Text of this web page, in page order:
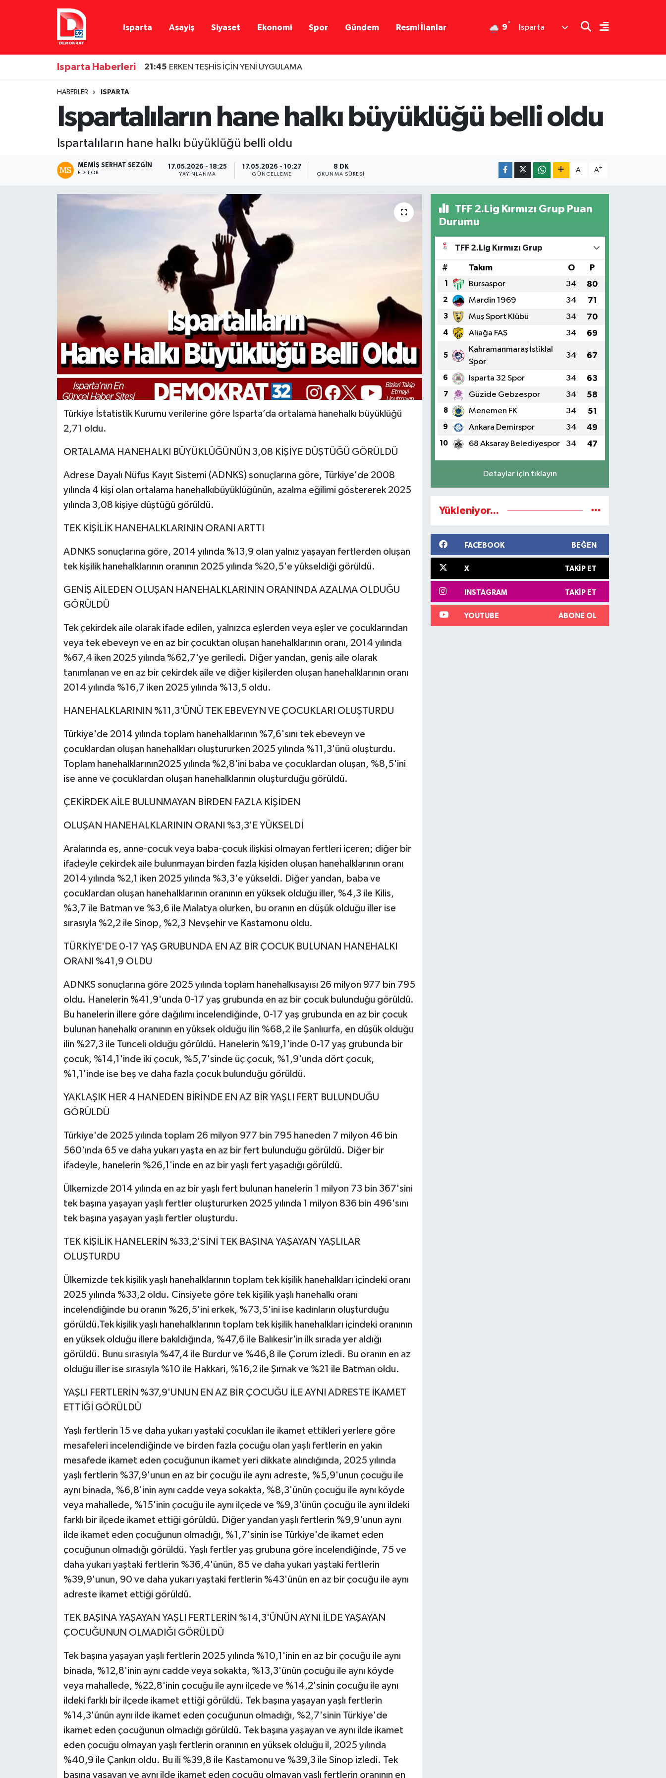
Isparta Asayiş Siyaset Ekonomi Spor Gündem Resmi İlanlar 9° Isparta
Isparta Haberleri 21:45 ERKEN TEŞHİS İÇİN YENİ UYGULAMA
HABERLER ISPARTA
Ispartalıların hane halkı büyüklüğü belli oldu
Ispartalıların hane halkı büyüklüğü belli oldu
MEMIŞ SERHAT SEZGIN
EDITÖR
17.05.2026 - 18:25
YAYINLANMA
17.05.2026 - 10:27
GÜNCELLEME
8 DK
OKUNMA SÜRESI
A- A+
Türkiye İstatistik Kurumu verilerine göre Isparta’da ortalama hanehalkı büyüklüğü
2,71 oldu.
ORTALAMA HANEHALKI BÜYÜKLÜĞÜNÜN 3,08 KİŞİYE DÜŞTÜĞÜ GÖRÜLDÜ
Adrese Dayalı Nüfus Kayıt Sistemi (ADNKS) sonuçlarına göre, Türkiye'de 2008
yılında 4 kişi olan ortalama hanehalkıbüyüklüğünün, azalma eğilimi göstererek 2025
yılında 3,08 kişiye düştüğü görüldü.
TEK KİŞİLİK HANEHALKLARININ ORANI ARTTI
ADNKS sonuçlarına göre, 2014 yılında %13,9 olan yalnız yaşayan fertlerden oluşan
tek kişilik hanehalklarının oranının 2025 yılında %20,5'e yükseldiği görüldü.
GENİŞ AİLEDEN OLUŞAN HANEHALKLARININ ORANINDA AZALMA OLDUĞU
GÖRÜLDÜ
Tek çekirdek aile olarak ifade edilen, yalnızca eşlerden veya eşler ve çocuklarından
veya tek ebeveyn ve en az bir çocuktan oluşan hanehalklarının oranı, 2014 yılında
%67,4 iken 2025 yılında %62,7'ye geriledi. Diğer yandan, geniş aile olarak
tanımlanan ve en az bir çekirdek aile ve diğer kişilerden oluşan hanehalklarının oranı
2014 yılında %16,7 iken 2025 yılında %13,5 oldu.
HANEHALKLARININ %11,3'ÜNÜ TEK EBEVEYN VE ÇOCUKLARI OLUŞTURDU
Türkiye'de 2014 yılında toplam hanehalklarının %7,6'sını tek ebeveyn ve
çocuklardan oluşan hanehalkları oluştururken 2025 yılında %11,3'ünü oluşturdu.
Toplam hanehalklarının2025 yılında %2,8'ini baba ve çocuklardan oluşan, %8,5'ini
ise anne ve çocuklardan oluşan hanehalklarının oluşturduğu görüldü.
ÇEKİRDEK AİLE BULUNMAYAN BİRDEN FAZLA KİŞİDEN
OLUŞAN HANEHALKLARININ ORANI %3,3'E YÜKSELDİ
Aralarında eş, anne-çocuk veya baba-çocuk ilişkisi olmayan fertleri içeren; diğer bir
ifadeyle çekirdek aile bulunmayan birden fazla kişiden oluşan hanehalklarının oranı
2014 yılında %2,1 iken 2025 yılında %3,3'e yükseldi. Diğer yandan, baba ve
çocuklardan oluşan hanehalklarının oranının en yüksek olduğu iller, %4,3 ile Kilis,
%3,7 ile Batman ve %3,6 ile Malatya olurken, bu oranın en düşük olduğu iller ise
sırasıyla %2,2 ile Sinop, %2,3 Nevşehir ve Kastamonu oldu.
TÜRKİYE'DE 0-17 YAŞ GRUBUNDA EN AZ BİR ÇOCUK BULUNAN HANEHALKI
ORANI %41,9 OLDU
ADNKS sonuçlarına göre 2025 yılında toplam hanehalkısayısı 26 milyon 977 bin 795
oldu. Hanelerin %41,9'unda 0-17 yaş grubunda en az bir çocuk bulunduğu görüldü.
Bu hanelerin illere göre dağılımı incelendiğinde, 0-17 yaş grubunda en az bir çocuk
bulunan hanehalkı oranının en yüksek olduğu ilin %68,2 ile Şanlıurfa, en düşük olduğu
ilin %27,3 ile Tunceli olduğu görüldü. Hanelerin %19,1'inde 0-17 yaş grubunda bir
çocuk, %14,1'inde iki çocuk, %5,7'sinde üç çocuk, %1,9'unda dört çocuk,
%1,1'inde ise beş ve daha fazla çocuk bulunduğu görüldü.
YAKLAŞIK HER 4 HANEDEN BİRİNDE EN AZ BİR YAŞLI FERT BULUNDUĞU
GÖRÜLDÜ
Türkiye'de 2025 yılında toplam 26 milyon 977 bin 795 haneden 7 milyon 46 bin
560'ında 65 ve daha yukarı yaşta en az bir fert bulunduğu görüldü. Diğer bir
ifadeyle, hanelerin %26,1'inde en az bir yaşlı fert yaşadığı görüldü.
Ülkemizde 2014 yılında en az bir yaşlı fert bulunan hanelerin 1 milyon 73 bin 367'sini
tek başına yaşayan yaşlı fertler oluştururken 2025 yılında 1 milyon 836 bin 496'sını
tek başına yaşayan yaşlı fertler oluşturdu.
TEK KİŞİLİK HANELERİN %33,2'SİNİ TEK BAŞINA YAŞAYAN YAŞLILAR
OLUŞTURDU
Ülkemizde tek kişilik yaşlı hanehalklarının toplam tek kişilik hanehalkları içindeki oranı
2025 yılında %33,2 oldu. Cinsiyete göre tek kişilik yaşlı hanehalkı oranı
incelendiğinde bu oranın %26,5'ini erkek, %73,5'ini ise kadınların oluşturduğu
görüldü.Tek kişilik yaşlı hanehalklarının toplam tek kişilik hanehalkları içindeki oranının
en yüksek olduğu illere bakıldığında, %47,6 ile Balıkesir'in ilk sırada yer aldığı
görüldü. Bunu sırasıyla %47,4 ile Burdur ve %46,8 ile Çorum izledi. Bu oranın en az
olduğu iller ise sırasıyla %10 ile Hakkari, %16,2 ile Şırnak ve %21 ile Batman oldu.
YAŞLI FERTLERİN %37,9'UNUN EN AZ BİR ÇOCUĞU İLE AYNI ADRESTE İKAMET
ETTİĞİ GÖRÜLDÜ
Yaşlı fertlerin 15 ve daha yukarı yaştaki çocukları ile ikamet ettikleri yerlere göre
mesafeleri incelendiğinde ve birden fazla çocuğu olan yaşlı fertlerin en yakın
mesafede ikamet eden çocuğunun ikamet yeri dikkate alındığında, 2025 yılında
yaşlı fertlerin %37,9'unun en az bir çocuğu ile aynı adreste, %5,9'unun çocuğu ile
aynı binada, %6,8'inin aynı cadde veya sokakta, %8,3'ünün çocuğu ile aynı köyde
veya mahallede, %15'inin çocuğu ile aynı ilçede ve %9,3'ünün çocuğu ile aynı ildeki
farklı bir ilçede ikamet ettiği görüldü. Diğer yandan yaşlı fertlerin %9,9'unun aynı
ilde ikamet eden çocuğunun olmadığı, %1,7'sinin ise Türkiye'de ikamet eden
çocuğunun olmadığı görüldü. Yaşlı fertler yaş grubuna göre incelendiğinde, 75 ve
daha yukarı yaştaki fertlerin %36,4'ünün, 85 ve daha yukarı yaştaki fertlerin
%39,9'unun, 90 ve daha yukarı yaştaki fertlerin %43'ünün en az bir çocuğu ile aynı
adreste ikamet ettiği görüldü.
TEK BAŞINA YAŞAYAN YAŞLI FERTLERİN %14,3'ÜNÜN AYNI İLDE YAŞAYAN
ÇOCUĞUNUN OLMADIĞI GÖRÜLDÜ
Tek başına yaşayan yaşlı fertlerin 2025 yılında %10,1'inin en az bir çocuğu ile aynı
binada, %12,8'inin aynı cadde veya sokakta, %13,3'ünün çocuğu ile aynı köyde
veya mahallede, %22,8'inin çocuğu ile aynı ilçede ve %14,2'sinin çocuğu ile aynı
ildeki farklı bir ilçede ikamet ettiği görüldü. Tek başına yaşayan yaşlı fertlerin
%14,3'ünün aynı ilde ikamet eden çocuğunun olmadığı, %2,7'sinin Türkiye'de
ikamet eden çocuğunun olmadığı görüldü. Tek başına yaşayan ve aynı ilde ikamet
eden çocuğu olmayan yaşlı fertlerin oranının en yüksek olduğu il, 2025 yılında
%40,9 ile Çankırı oldu. Bu ili %39,8 ile Kastamonu ve %39,3 ile Sinop izledi. Tek
başına yaşayan ve aynı ilde ikamet eden çocuğu olmayan yaşlı fertlerin oranının en
TFF 2.Lig Kırmızı Grup Puan
Durumu
TFF 2.Lig Kırmızı Grup
# Takım O P
1 Bursaspor 34 80
2 Mardin 1969 34 71
3 Muş Sport Klübü 34 70
4 Aliağa FAŞ 34 69
5
Kahramanmaraş İstiklal
Spor
34 67
6 Isparta 32 Spor 34 63
7 Güzide Gebzespor 34 58
8 Menemen FK 34 51
9 Ankara Demirspor 34 49
10 68 Aksaray Belediyespor 34 47
Detaylar için tıklayın
Yükleniyor...
FACEBOOK BEĞEN
X TAKIP ET
INSTAGRAM TAKIP ET
YOUTUBE ABONE OL
Isparta Nöbetçi Eczaneler
Isparta Hava Durumu
Isparta Namaz Vakitleri
Isparta Trafik Yoğunluk Haritası
Süper Lig Puan Durumu ve Fikstür
Tüm Manşetler